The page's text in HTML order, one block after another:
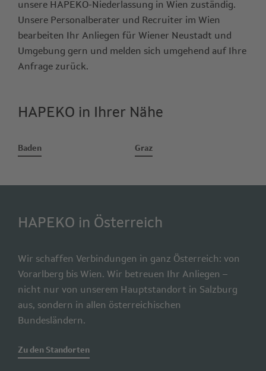
unsere HAPEKO-Niederlassung in Wien zuständig.
Unsere Personalberater und Recruiter im Wien
bearbeiten Ihr Anliegen für Wiener Neustadt und
Umgebung gern und melden sich umgehend auf Ihre
Anfrage zurück.
HAPEKO in Ihrer Nähe
Baden Graz
HAPEKO in Österreich
Wir schaffen Verbindungen in ganz Österreich: von
Vorarlberg bis Wien. Wir betreuen Ihr Anliegen –
nicht nur von unserem Hauptstandort in Salzburg
aus, sondern in allen österreichischen
Bundesländern.
Zu den Standorten